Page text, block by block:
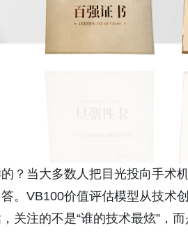
？当大多数人把目光投向手术
。VB100价值评估模型从技术
关注的不是“谁的技术最炫”，